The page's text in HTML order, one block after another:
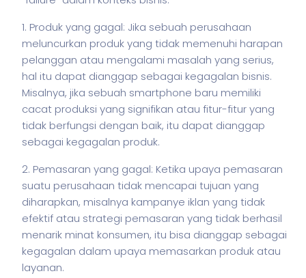
1. Produk yang gagal: Jika sebuah perusahaan
meluncurkan produk yang tidak memenuhi harapan
pelanggan atau mengalami masalah yang serius,
hal itu dapat dianggap sebagai kegagalan bisnis.
Misalnya, jika sebuah smartphone baru memiliki
cacat produksi yang signifikan atau fitur-fitur yang
tidak berfungsi dengan baik, itu dapat dianggap
sebagai kegagalan produk.
2. Pemasaran yang gagal: Ketika upaya pemasaran
suatu perusahaan tidak mencapai tujuan yang
diharapkan, misalnya kampanye iklan yang tidak
efektif atau strategi pemasaran yang tidak berhasil
menarik minat konsumen, itu bisa dianggap sebagai
kegagalan dalam upaya memasarkan produk atau
layanan.